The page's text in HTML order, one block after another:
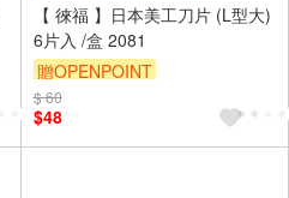
【 徠福 】日本美工刀片 (L型大)
6片入 /盒 2081
贈OPENPOINT
$ 60
$48